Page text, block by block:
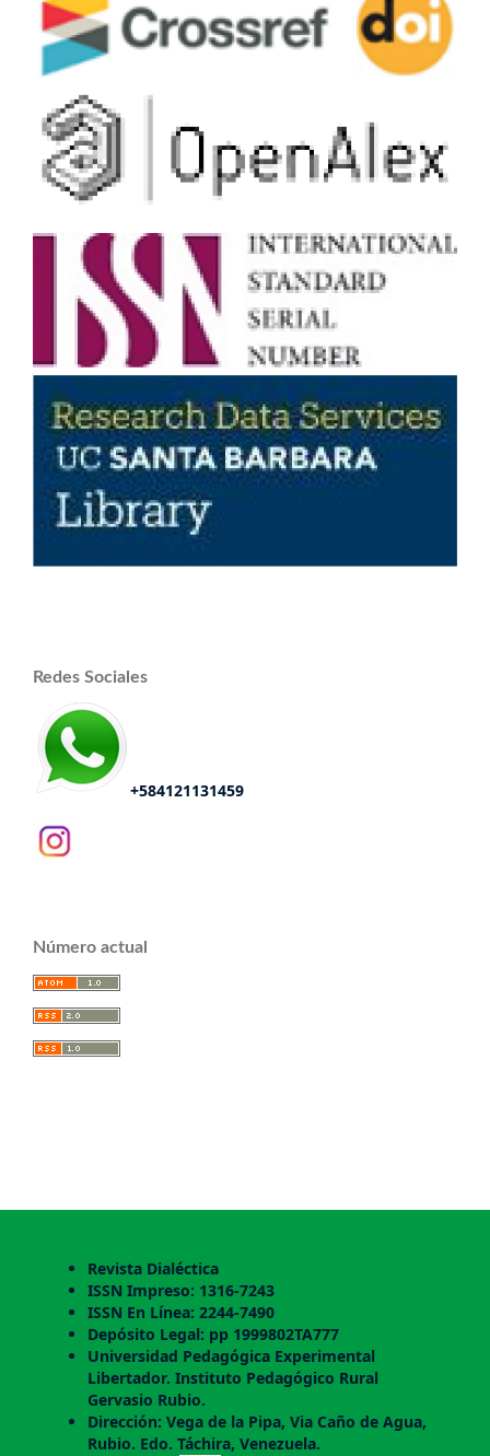
Redes Sociales
+584121131459
Número actual
Revista Dialéctica
ISSN Impreso: 1316-7243
ISSN En Línea: 2244-7490
Depósito Legal: pp 1999802TA777
Universidad Pedagógica Experimental
Libertador. Instituto Pedagógico Rural
Gervasio Rubio.
Dirección: Vega de la Pipa, Via Caño de Agua,
Rubio. Edo. Táchira, Venezuela.